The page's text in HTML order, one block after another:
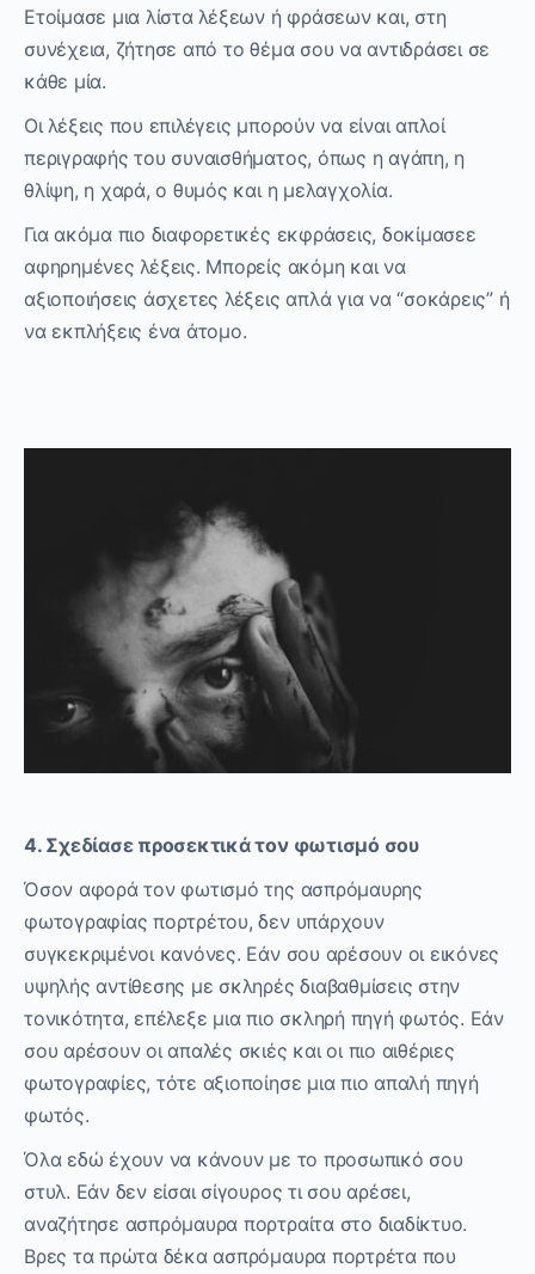
Ετοίμασε μια λίστα λέξεων ή φράσεων και, στη
συνέχεια, ζήτησε από το θέμα σου να αντιδράσει σε
κάθε μία.
Οι λέξεις που επιλέγεις μπορούν να είναι απλοί
περιγραφής του συναισθήματος, όπως η αγάπη, η
θλίψη, η χαρά, ο θυμός και η μελαγχολία.
Για ακόμα πιο διαφορετικές εκφράσεις, δοκίμασεε
αφηρημένες λέξεις. Μπορείς ακόμη και να
αξιοποιήσεις άσχετες λέξεις απλά για να “σοκάρεις” ή
να εκπλήξεις ένα άτομο.
4. Σχεδίασε προσεκτικά τον φωτισμό σου
Όσον αφορά τον φωτισμό της ασπρόμαυρης
φωτογραφίας πορτρέτου, δεν υπάρχουν
συγκεκριμένοι κανόνες. Εάν σου αρέσουν οι εικόνες
υψηλής αντίθεσης με σκληρές διαβαθμίσεις στην
τονικότητα, επέλεξε μια πιο σκληρή πηγή φωτός. Εάν
σου αρέσουν οι απαλές σκιές και οι πιο αιθέριες
φωτογραφίες, τότε αξιοποίησε μια πιο απαλή πηγή
φωτός.
Όλα εδώ έχουν να κάνουν με το προσωπικό σου
στυλ. Εάν δεν είσαι σίγουρος τι σου αρέσει,
αναζήτησε ασπρόμαυρα πορτραίτα στο διαδίκτυο.
Βρες τα πρώτα δέκα ασπρόμαυρα πορτρέτα που